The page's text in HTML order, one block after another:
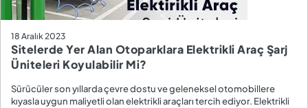
18 Aralık 2023
Sitelerde Yer Alan Otoparklara Elektrikli Araç Şarj
Üniteleri Koyulabilir Mi?
Sürücüler son yıllarda çevre dostu ve geleneksel otomobillere
kıyasla uygun maliyetli olan elektrikli araçları tercih ediyor. Elektrikli